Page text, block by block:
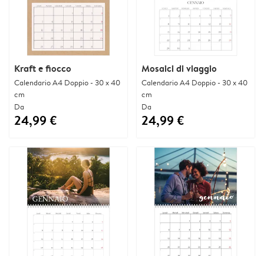
Kraft e fiocco
Calendario A4 Doppio - 30 x 40
cm
Da
24,99 €
Mosaici di viaggio
Calendario A4 Doppio - 30 x 40
cm
Da
24,99 €